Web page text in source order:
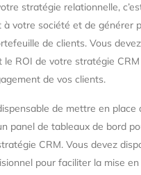
stratégie relationnelle,
à votre société et de générer
de clients. Vous
le ROI de votre stratégie
de vos clients.
de mettre en place
panel de tableaux de bord
CRM. Vous devez
pour faciliter la mise